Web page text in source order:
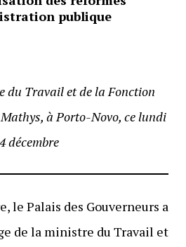
publique
du Travail et de la Fonction
à Porto-Novo, ce lundi
décembre
le Palais des Gouverneurs a
de la ministre du Travail et